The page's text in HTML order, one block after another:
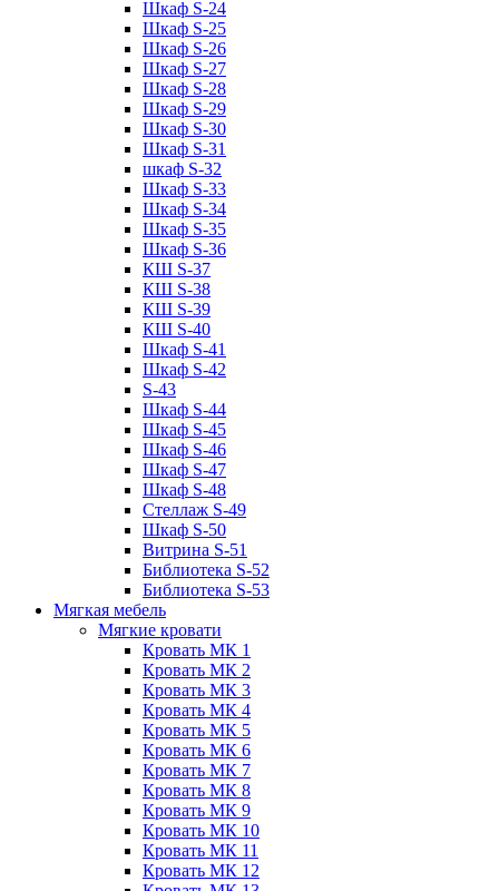
Шкаф S-24
Шкаф S-25
Шкаф S-26
Шкаф S-27
Шкаф S-28
Шкаф S-29
Шкаф S-30
Шкаф S-31
шкаф S-32
Шкаф S-33
Шкаф S-34
Шкаф S-35
Шкаф S-36
КШ S-37
КШ S-38
КШ S-39
КШ S-40
Шкаф S-41
Шкаф S-42
S-43
Шкаф S-44
Шкаф S-45
Шкаф S-46
Шкаф S-47
Шкаф S-48
Стеллаж S-49
Шкаф S-50
Витрина S-51
Библиотека S-52
Библиотека S-53
Мягкая мебель
Мягкие кровати
Кровать МК 1
Кровать МК 2
Кровать МК 3
Кровать МК 4
Кровать МК 5
Кровать МК 6
Кровать МК 7
Кровать МК 8
Кровать МК 9
Кровать МК 10
Кровать МК 11
Кровать МК 12